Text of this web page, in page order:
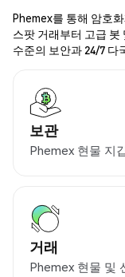
Phemex를 통해 암호
스팟 거래부터 고급 봇
수준의 보안과 24/7 다
보관
Phemex 현물 지
거래
Phemex 현물 및